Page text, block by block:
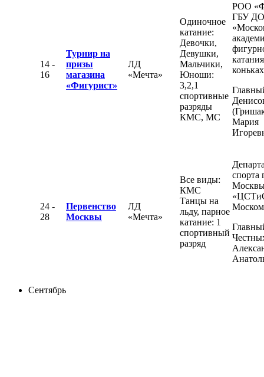
14 -
16
Турнир на
призы
магазина
«Фигурист»
ЛД
«Мечта»
Одиночное
катание:
Девочки,
Девушки,
Мальчики,
Юноши:
3,2,1
спортивные
разряды
КМС, МС
РОО
ГБУ ДО
Мария
24 -
28
Первенство
Москвы
ЛД
«Мечта»
Все виды:
КМС
Танцы на
льду, парное
катание: 1
спортивный
разряд
спорта
Сентябрь